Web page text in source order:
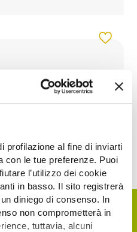
profilazione al fine di inviarti
con le tue preferenze. Puoi
l’utilizzo dei cookie
in basso. Il sito registrerà
diniego di consenso. In
non comprometterà in
tuttavia, alcuni